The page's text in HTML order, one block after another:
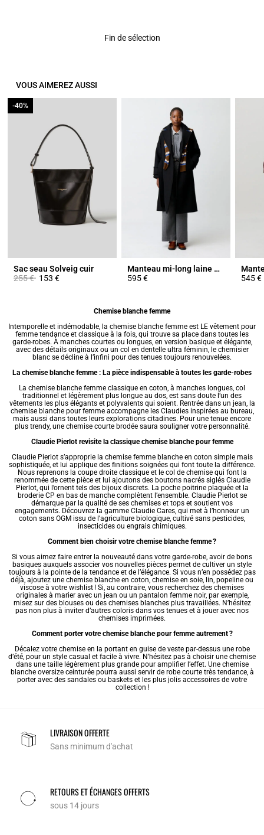
Fin de sélection
VOUS AIMEREZ AUSSI
Sac seau Solveig cuir
Prix réduit à partir de
255 €à
-40%
153 €
-40%
Manteau mi-long laine mélangée
595 €
545 €
Chemise blanche femme
Intemporelle et indémodable, la chemise blanche femme est LE vêtement pour
femme tendance et classique à la fois, qui trouve sa place dans toutes les
garde-robes. À manches courtes ou longues, en version basique et élégante,
avec des détails originaux ou un col en dentelle ultra féminin, le chemisier
blanc se décline à l’infini pour des tenues toujours renouvelées.
La chemise blanche femme : La pièce indispensable à toutes les garde-robes
La chemise blanche femme classique en coton, à manches longues, col
traditionnel et légèrement plus longue au dos, est sans doute l’un des
vêtements les plus élégants et polyvalents qui soient. Rentrée dans un jean, la
chemise blanche pour femme accompagne les Claudies inspirées au bureau,
mais aussi dans toutes leurs explorations citadines. Pour une tenue encore
plus trendy, une chemise courte brodée saura souligner votre personnalité.
Claudie Pierlot revisite la classique chemise blanche pour femme
Claudie Pierlot s’approprie la chemise femme blanche en coton simple mais
sophistiquée, et lui applique des finitions soignées qui font toute la différence.
Nous reprenons la coupe droite classique et le col de chemise qui font la
renommée de cette pièce et lui ajoutons des boutons nacrés siglés Claudie
Pierlot, qui l’ornent tels des bijoux discrets. La poche poitrine plaquée et la
broderie CP en bas de manche complètent l’ensemble. Claudie Pierlot se
démarque par la qualité de ses chemises et tops et soutient vos
engagements. Découvrez la gamme Claudie Cares, qui met à l’honneur un
coton sans OGM issu de l’agriculture biologique, cultivé sans pesticides,
insecticides ou engrais chimiques.
Comment bien choisir votre chemise blanche femme ?
Si vous aimez faire entrer la nouveauté dans votre garde-robe, avoir de bons
basiques auxquels associer vos nouvelles pièces permet de cultiver un style
toujours à la pointe de la tendance et de l’élégance. Si vous n’en possédez pas
déjà, ajoutez une chemise blanche en coton, chemise en soie, lin, popeline ou
viscose à votre wishlist ! Si, au contraire, vous recherchez des chemises
originales à marier avec un jean ou un pantalon femme noir, par exemple,
misez sur des blousesou des chemises blanches plus travaillées. N’hésitez
pas non plus à inviter d’autres coloris dans vos tenues et à jouer avec nos
chemises imprimées.
Comment porter votre chemise blanche pour femme autrement ?
Décalez votre chemise en la portant en guise de veste par-dessus une robe
d’été, pour un style casual et facile à vivre. N’hésitez pas à choisir une chemise
dans une taille légèrement plus grande pour amplifier l’effet. Une chemise
blanche oversize ceinturée pourra aussi servir de robe courte très tendance, à
porter avec des sandales ou baskets et les plus jolis accessoires de votre
collection !
LIVRAISON OFFERTE
Sans minimum d'achat
RETOURS ET ÉCHANGES OFFERTS
sous 14 jours